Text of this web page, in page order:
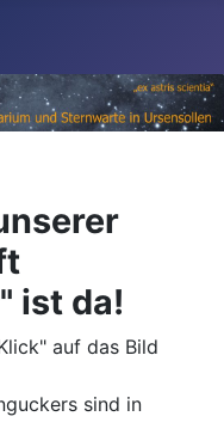
ist da!
auf das Bild
sind in